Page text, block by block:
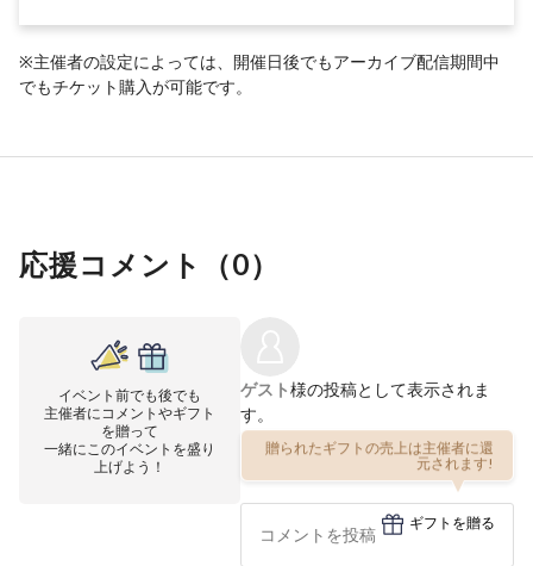
※主催者の設定によっては、開催日後でもアーカイブ配信期間中
でもチケット購入が可能です。
応援コメント（0）
イベント前でも後でも
主催者にコメントやギフト
を贈って
一緒にこのイベントを盛り
上げよう！
ゲスト様の投稿として表示されま
す。
贈られたギフトの売上は主催者に還
元されます!
ギフトを贈る